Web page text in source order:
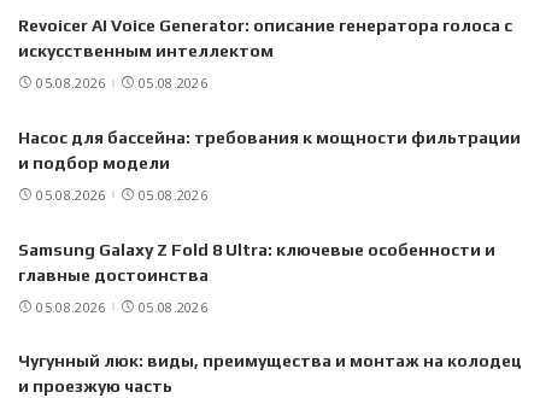
Revoicer AI Voice Generator: описание генератора голоса с
искусственным интеллектом
05.08.2026 05.08.2026
Насос для бассейна: требования к мощности фильтрации
и подбор модели
05.08.2026 05.08.2026
Samsung Galaxy Z Fold 8 Ultra: ключевые особенности и
главные достоинства
05.08.2026 05.08.2026
Чугунный люк: виды, преимущества и монтаж на колодец
и проезжую часть